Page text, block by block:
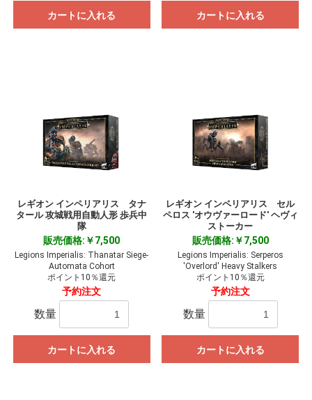
カートに入れる カートに入れる
レギオン インペリアリス タナ
タール 攻城戦用自動人形 歩兵中
隊
販売価格:￥7,500
Legions Imperialis: Thanatar Siege-
Automata Cohort
ポイント10％還元
予約注文
数量
カートに入れる
レギオン インペリアリス セル
ペロス 'オウヴァーロード' ヘヴィ
ストーカー
販売価格:￥7,500
Legions Imperialis: Serperos
'Overlord' Heavy Stalkers
ポイント10％還元
予約注文
数量
カートに入れる